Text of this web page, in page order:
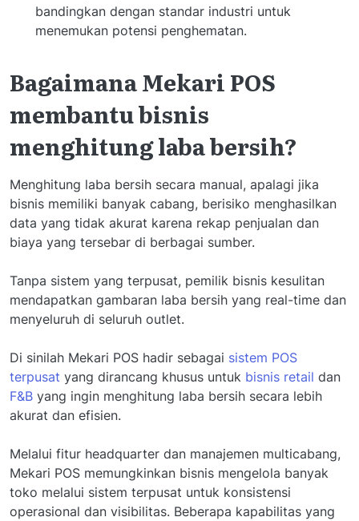
bandingkan dengan standar industri untuk
menemukan potensi penghematan.
Bagaimana Mekari POS
membantu bisnis
menghitung laba bersih?
Menghitung laba bersih secara manual, apalagi jika
bisnis memiliki banyak cabang, berisiko menghasilkan
data yang tidak akurat karena rekap penjualan dan
biaya yang tersebar di berbagai sumber.
Tanpa sistem yang terpusat, pemilik bisnis kesulitan
mendapatkan gambaran laba bersih yang real-time dan
menyeluruh di seluruh outlet.
Di sinilah Mekari POS hadir sebagai sistem POS
terpusat yang dirancang khusus untuk bisnis retail dan
F&B yang ingin menghitung laba bersih secara lebih
akurat dan efisien.
Melalui fitur headquarter dan manajemen multicabang,
Mekari POS memungkinkan bisnis mengelola banyak
toko melalui sistem terpusat untuk konsistensi
operasional dan visibilitas. Beberapa kapabilitas yang